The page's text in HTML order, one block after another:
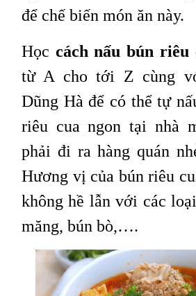
để chế biến món ăn này.
Học cách nấu bún riêu
từ A cho tới Z cùng
Dũng Hà để có thể tự
riêu cua ngon tại nhà
phải đi ra hàng quán
Hương vị của bún riêu
không hề lẫn với các
măng, bún bò,….